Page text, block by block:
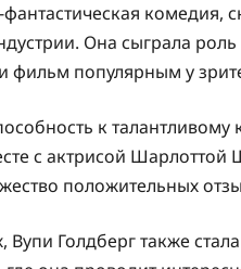
фантастическая
Она сыграла
популярным у
к
с актрисой
положительных
Голдберг также